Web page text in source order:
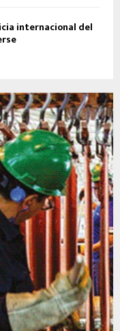
internacional del